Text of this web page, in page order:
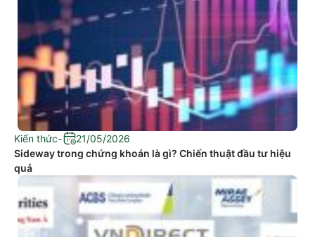
Kiến thức-
21/05/2026
Sideway trong chứng khoán là gì? Chiến thuật đầu tư hiệu
quả